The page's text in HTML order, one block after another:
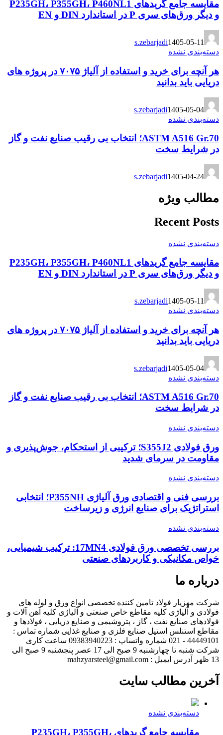
مقایسه جامع گریدهای P235GH، P355GH، P460NL1
و دیگر ورق‌های سری P در استاندارد DIN و EN
s.zebarjadi1405-05-11
دسته‌بندی نشده
هر آنچه برای خرید و استفاده از آلیاژ ۷۰۷۵ در پروژه های
دریایی باید بدانید
s.zebarjadi1405-05-04
دسته‌بندی نشده
ASTM A516 Gr.70؛ انتخاب بی رقیب صنایع نفت و گاز
در شرایط سخت
s.zebarjadi1405-04-24
مطالب ویژه
Recent Posts
دسته‌بندی نشده
مقایسه جامع گریدهای P235GH، P355GH، P460NL1
و دیگر ورق‌های سری P در استاندارد DIN و EN
s.zebarjadi1405-05-11
دسته‌بندی نشده
هر آنچه برای خرید و استفاده از آلیاژ ۷۰۷۵ در پروژه های
دریایی باید بدانید
s.zebarjadi1405-05-04
دسته‌بندی نشده
ASTM A516 Gr.70؛ انتخاب بی رقیب صنایع نفت و گاز
در شرایط سخت
دسته‌بندی نشده
ورق فولادی S355J2؛ ترکیبی از استحکام، جوش‌پذیری و
مقاومت در سرمای شدید
دسته‌بندی نشده
بررسی فنی و اقتصادی ورق آلیاژی P355NH؛ انتخابی
استراتژیک برای صنایع انرژی و زیرساخت
دسته‌بندی نشده
بررسی تخصصی ورق فولادی 17MN4: ترکیب شیمیایی،
خواص مکانیکی و کاربردهای صنعتی
درباره ما
شرکت مهزیار فولاد تامین کننده تخصصی انواع ورق و لوله های
فولادی و آلیاژی کلیه مقاطع خاص صنعتی و آلیاژی کلیه آهن آلات و
فولادهای صنایع نفت ، گاز ، پتروشیمی و صنایع دریایی ، فولادها و
مقاطع استنلس استیل صنایع فلزی و صنایع غذایی شماره تماس :
44449101 - 021 شماره واتساپ : 09383940223 ساعت کاری
شرکت شنبه تا چهارشنبه 9 صبح الی 17 عصر پنجشنبه 9 صبح الی
13 ظهر آدرس ایمیل : mahzyarsteel@gmail.com
آخرین مطالب سایت
دسته‌بندی نشده
مقایسه جامع گریدهای P235GH، P355GH،